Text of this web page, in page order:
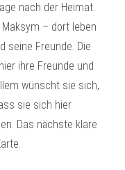
nach der Heimat.
Maksym – dort leben
seine Freunde. Die
ihre Freunde und
wünscht sie sich,
sie sich hier
Das nächste klare